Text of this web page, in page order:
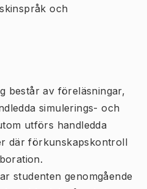
och
består av föreläsningar,
simulerings- och
utförs handledda
där förkunskapskontroll
studenten genomgående